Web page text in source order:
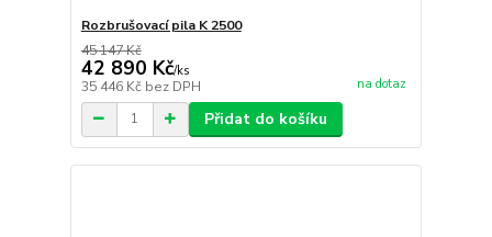
Rozbrušovací pila K 2500
45 147 Kč
42 890 Kč/ks
35 446 Kč bez DPH na dotaz
Přidat do košíku